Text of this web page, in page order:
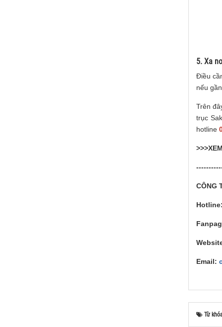
5. Xa
Điều
nếu
Trên
trục
hotline
CÔNG
Email:
Từ